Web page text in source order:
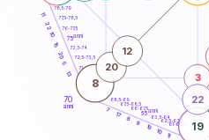
70
anni
61-62,5
62,5-63,5
63,5-64
66-67,5
67,5-68,5
68,5-69
71-72,5
72,5-73,5
73,5-74
76-77,5
77,5-78,5
78,5-79
11
10
19
9
8
17
7
13
5
20
15
10
22
11
19
8 3
22
20
12
65anni
75anni